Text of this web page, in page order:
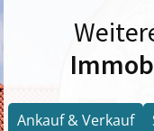
Ankauf & Verkauf